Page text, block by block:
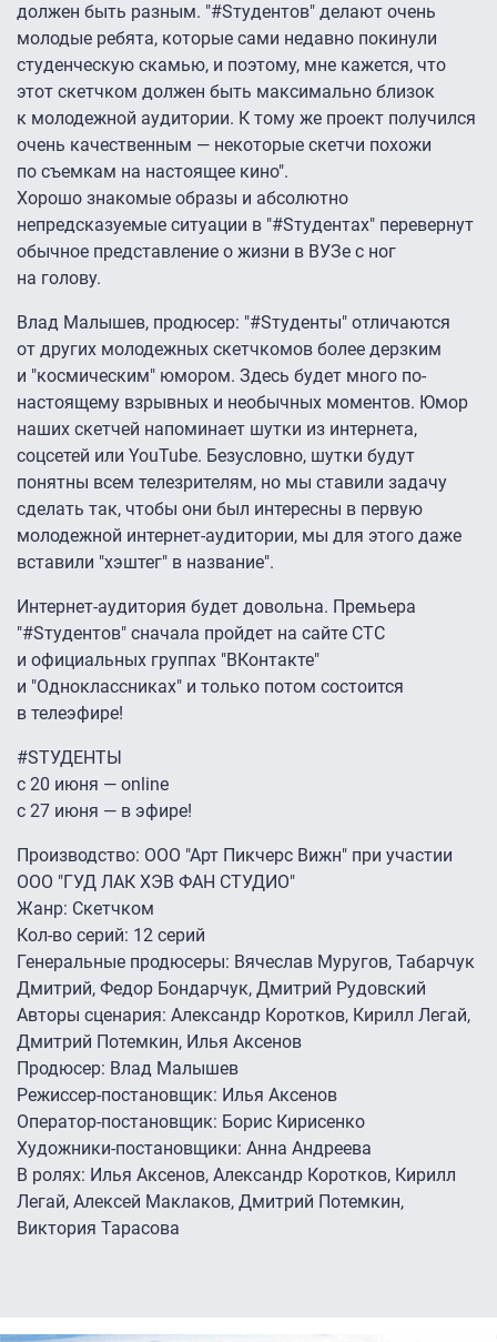
должен быть разным. "#Sтудентов" делают очень
молодые ребята, которые сами недавно покинули
студенческую скамью, и поэтому, мне кажется, что
этот скетчком должен быть максимально близок
к молодежной аудитории. К тому же проект получился
очень качественным — некоторые скетчи похожи
по съемкам на настоящее кино".
Хорошо знакомые образы и абсолютно
непредсказуемые ситуации в "#Sтудентах" перевернут
обычное представление о жизни в ВУЗе с ног
на голову.
Влад Малышев, продюсер: "#Sтуденты" отличаются
от других молодежных скетчкомов более дерзким
и "космическим" юмором. Здесь будет много по-
настоящему взрывных и необычных моментов. Юмор
наших скетчей напоминает шутки из интернета,
соцсетей или YouTube. Безусловно, шутки будут
понятны всем телезрителям, но мы ставили задачу
сделать так, чтобы они был интересны в первую
молодежной интернет-аудитории, мы для этого даже
вставили "хэштег" в название".
Интернет-аудитория будет довольна. Премьера
"#Sтудентов" сначала пройдет на сайте СТС
и официальных группах "ВКонтакте"
и "Одноклассниках" и только потом состоится
в телеэфире!
#SТУДЕНТЫ
с 20 июня — online
с 27 июня — в эфире!
Производство: ООО "Арт Пикчерс Вижн" при участии
ООО "ГУД ЛАК ХЭВ ФАН СТУДИО"
Жанр: Скетчком
Кол-во серий: 12 серий
Генеральные продюсеры: Вячеслав Муругов, Табарчук
Дмитрий, Федор Бондарчук, Дмитрий Рудовский
Авторы сценария: Александр Коротков, Кирилл Легай,
Дмитрий Потемкин, Илья Аксенов
Продюсер: Влад Малышев
Режиссер-постановщик: Илья Аксенов
Оператор-постановщик: Борис Кирисенко
Художники-постановщики: Анна Андреева
В ролях: Илья Аксенов, Александр Коротков, Кирилл
Легай, Алексей Маклаков, Дмитрий Потемкин,
Виктория Тарасова